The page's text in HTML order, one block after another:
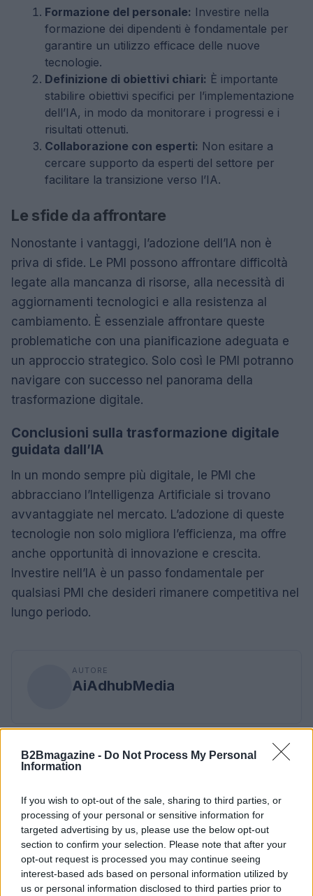
B2Bmagazine - Do Not Process My Personal
Information
If you wish to opt-out of the sale, sharing to third parties, or
processing of your personal or sensitive information for
targeted advertising by us, please use the below opt-out
section to confirm your selection. Please note that after your
opt-out request is processed you may continue seeing
interest-based ads based on personal information utilized by
us or personal information disclosed to third parties prior to
Formazione del personale: Investire nella
formazione dei dipendenti è fondamentale per
garantire un utilizzo efficace delle nuove
tecnologie.
Definizione di obiettivi chiari: È importante
stabilire obiettivi specifici per l’implementazione
dell’IA, in modo da monitorare i progressi e i
risultati ottenuti.
Collaborazione con esperti: Non esitare a
cercare supporto da esperti del settore per
facilitare la transizione verso l’IA.
Le sfide da affrontare
Nonostante i vantaggi, l’adozione dell’IA non è
priva di sfide. Le PMI possono affrontare difficoltà
legate alla mancanza di risorse, alla necessità di
aggiornamenti tecnologici e alla resistenza al
cambiamento. È essenziale affrontare queste
problematiche con una pianificazione adeguata e
un approccio strategico. Solo così le PMI potranno
navigare con successo nel panorama della
trasformazione digitale.
Conclusioni sulla trasformazione digitale
guidata dall’IA
In un mondo sempre più digitale, le PMI che
abbracciano l’Intelligenza Artificiale si trovano
avvantaggiate nel mercato. L’adozione di queste
tecnologie non solo migliora l’efficienza, ma offre
anche opportunità di innovazione e crescita.
Investire nell’IA è un passo fondamentale per
qualsiasi PMI che desideri rimanere competitiva nel
lungo periodo.
AUTORE
AiAdhubMedia